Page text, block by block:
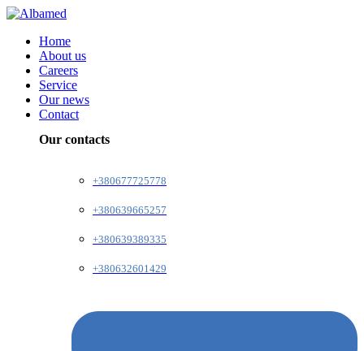
Home
About us
Careers
Service
Our news
Contact
Our contacts
+380677725778
+380639665257
+380639389335
+380632601429